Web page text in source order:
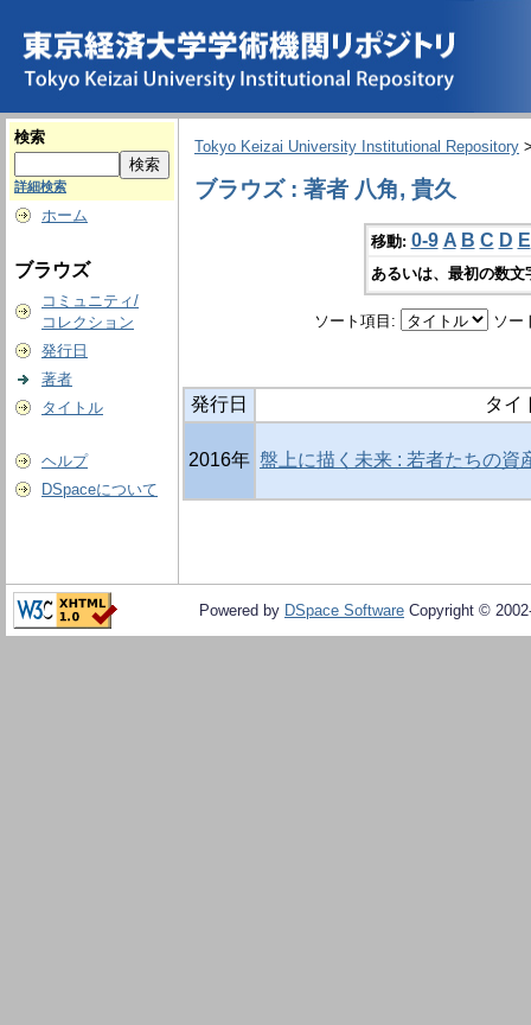
検索
詳細検索
ホーム
ブラウズ
コミュニティ/
コレクション
発行日
著者
タイトル
ヘルプ
DSpaceについて
Tokyo Keizai University Institutional Repository
ブラウズ : 著者 八角, 貴久
移動: 0-9 A B C D E
あるいは、最初の数
ソート項目: ソー
発行日 タイ
2016年 盤上に描く未来 : 若者たちの資
Powered by DSpace Software Copyright ©